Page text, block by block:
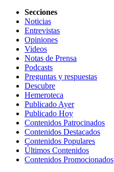
Secciones
Noticias
Entrevistas
Opiniones
Videos
Notas de Prensa
Podcasts
Preguntas y respuestas
Descubre
Hemeroteca
Publicado Ayer
Publicado Hoy
Contenidos Patrocinados
Contenidos Destacados
Contenidos Populares
Últimos Contenidos
Contenidos Promocionados